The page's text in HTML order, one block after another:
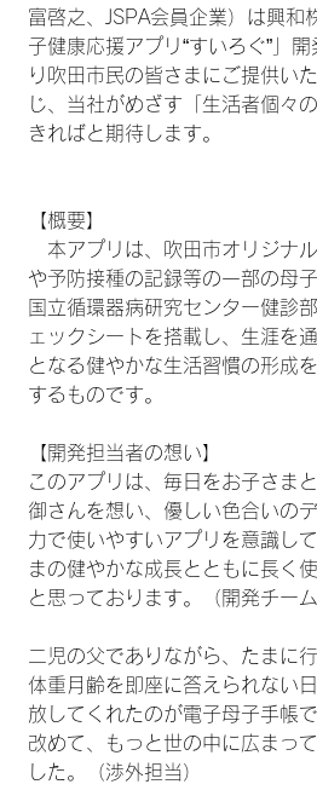
富啓之、JSPA会員企業）は興和
子健康応援アプリ“すいろぐ”」
り吹田市民の皆さまにご提供い
じ、当社がめざす「生活者個々
きればと期待します。
【概要】
本アプリは、吹田市オリジナ
や予防接種の記録等の一部の母
国立循環器病研究センター健診
ェックシートを搭載し、生涯を
となる健やかな生活習慣の形成
するものです。
【開発担当者の想い】
このアプリは、毎日をお子さま
御さんを想い、優しい色合いの
力で使いやすいアプリを意識し
まの健やかな成長とともに長く
と思っております。（開発チーム
二児の父でありながら、たまに
体重月齢を即座に答えられない
放してくれたのが電子母子手帳で
改めて、もっと世の中に広まっ
した。（渉外担当）